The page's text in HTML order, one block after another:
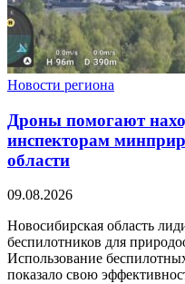
Новости региона
Дроны помогают
инспекторам
области
09.08.2026
Новосибирская область
беспилотников для
Использование
показало свою